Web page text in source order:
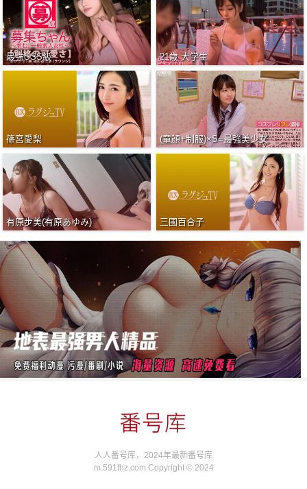
最強SSS級 21歳 大学生
篠宮愛梨 (童顔+制服)×S=最強美少女
有原步美(有原あゆみ) 三國百合子
人人番号库，2024年最新番号库
m.591fhz.com Copyright © 2024